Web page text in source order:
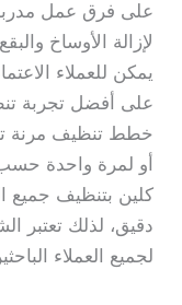
على فرق عمل
لإزالة الأوساخ
يمكن للعملاء
على أفضل تجربة
خطط تنظيف مرنة
أو لمرة واحدة
كلين بتنظيف جميع
دقيق، لذلك تعتبر
لجميع العملاء